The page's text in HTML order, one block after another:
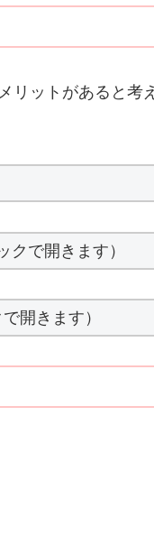
リットがあると考
クで開きます）
で開きます）